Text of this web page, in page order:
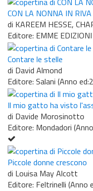
CON LA NONNA IN
di KAREEM HESSE,
Editore: EMME
Contare le stelle
di David Almond
Editore: Salani (Anno
Il mio gatto ha visto
di Davide Morosinotto
Editore: Mondadori
Piccole donne crescono
di Louisa May Alcott
Editore: Feltrinelli (Anno